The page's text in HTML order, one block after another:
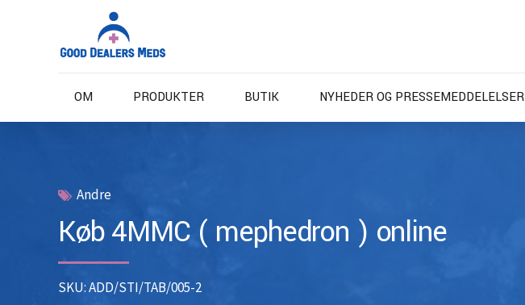
OM PRODUKTER BUTIK NYHEDER OG PRESSEMEDDELELSER
Andre
Køb 4MMC ( mephedron ) online
SKU: ADD/STI/TAB/005-2